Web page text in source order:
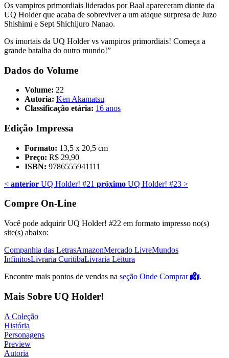
Os vampiros primordiais liderados por Baal apareceram diante da
UQ Holder que acaba de sobreviver a um ataque surpresa de Juzo
Shishimi e Sept Shichijuro Nanao.
Os imortais da UQ Holder vs vampiros primordiais! Começa a
grande batalha do outro mundo!”
Dados do Volume
Volume: 22
Autoria: Ken Akamatsu
Classificação etária: 16 anos
Edição Impressa
Formato: 13,5 x 20,5 cm
Preço: R$ 29,90
ISBN: 9786555941111
< anterior UQ Holder! #21 próximo UQ Holder! #23 >
Compre On-Line
Você pode adquirir UQ Holder! #22 em formato impresso no(s)
site(s) abaixo:
Companhia das LetrasAmazonMercado LivreMundos
InfinitosLivraria CuritibaLivraria Leitura
Encontre mais pontos de vendas na seção Onde Comprar .
Mais Sobre UQ Holder!
A Coleção
História
Personagens
Preview
Autoria